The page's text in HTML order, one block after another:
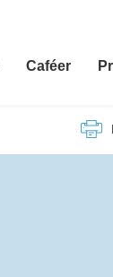
Caféer